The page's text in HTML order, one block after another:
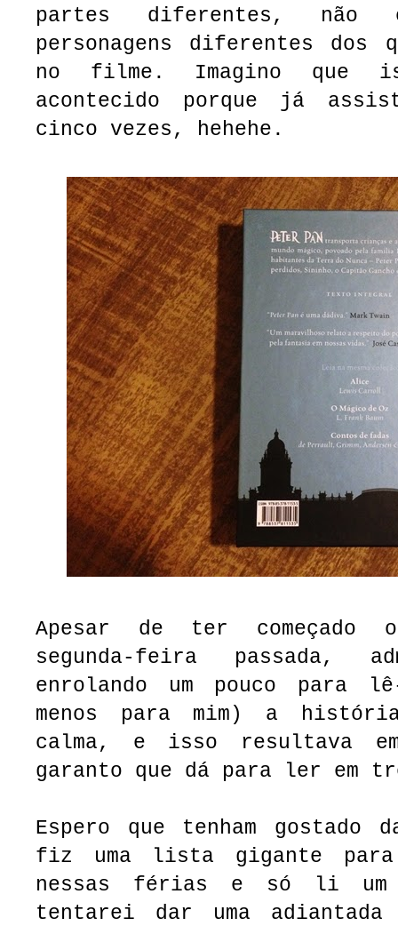
partes diferentes, não
personagens diferentes dos
no filme. Imagino que
acontecido porque já
cinco vezes, hehehe.
Apesar de ter
segunda-feira passada,
enrolando um pouco para
menos para mim) a
calma, e isso resultava
garanto que dá para ler em
Espero que tenham gostado
fiz uma lista gigante
nessas férias e só li um
tentarei dar uma adiantada